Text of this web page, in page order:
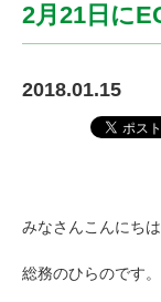
2月21日に
2018.01.15
みなさんこんにちは
総務のひらのです。